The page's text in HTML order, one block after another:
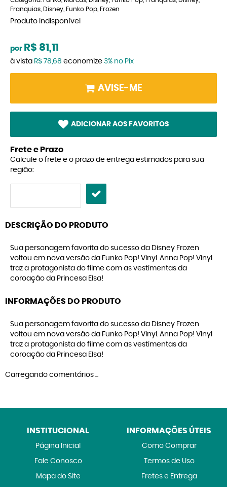
Franquias Disney Funko Pop Frozen
Produto Indisponível
por R$ 81,11
à vista R$ 78,68 economize 3% no Pix
AVISE-ME
ADICIONAR AOS FAVORITOS
Frete e Prazo
Calcule o frete e o prazo de entrega estimados para sua
região:
DESCRIÇÃO DO PRODUTO
Sua personagem favorita do sucesso da Disney Frozen
voltou em nova versão da Funko Pop! Vinyl. Anna Pop! Vinyl
traz a protagonista do filme com as vestimentas da
coroação da Princesa Elsa!
INFORMAÇÕES DO PRODUTO
Sua personagem favorita do sucesso da Disney Frozen
voltou em nova versão da Funko Pop! Vinyl. Anna Pop! Vinyl
traz a protagonista do filme com as vestimentas da
coroação da Princesa Elsa!
Carregando comentários ...
INSTITUCIONAL
Página Inicial
Fale Conosco
Mapa do Site
INFORMAÇÕES ÚTEIS
Como Comprar
Termos de Uso
Fretes e Entrega